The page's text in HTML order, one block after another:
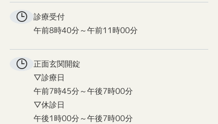
診療受付
午前8時40分～午前11時00分
正面玄関開錠
▽診療日
午前7時45分～午後7時00分
▽休診日
午後1時00分～午後7時00分